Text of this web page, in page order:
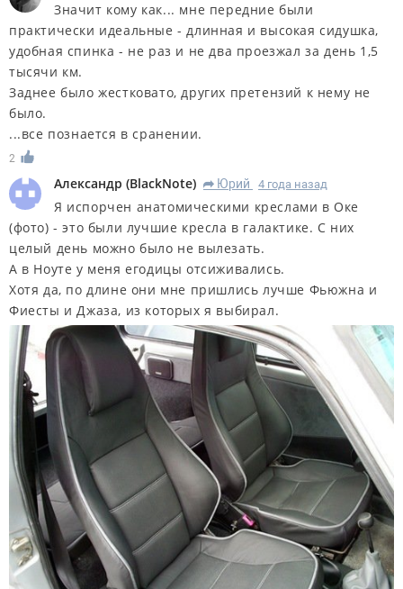
Значит кому как... мне передние были
практически идеальные - длинная и высокая сидушка,
удобная спинка - не раз и не два проезжал за день 1,5
тысячи км.
Заднее было жестковато, других претензий к нему не
было.
...все познается в сранении.
2
Александр (BlackNote) R Юрий 4 года назад
Я испорчен анатомическими креслами в Оке
(фото) - это были лучшие кресла в галактике. С них
целый день можно было не вылезать.
А в Ноуте у меня егодицы отсиживались.
Хотя да, по длине они мне пришлись лучше Фьюжна и
Фиесты и Джаза, из которых я выбирал.